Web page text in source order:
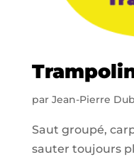
par Jean-Pierre
Saut groupé,
sauter toujours